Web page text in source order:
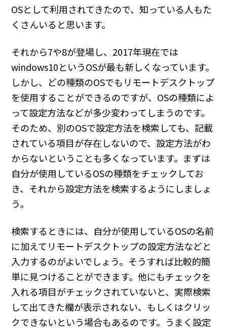
OSとして利用されてきたので、知っている人もた
くさんいると思います。
それから7や8が登場し、2017年現在では
windows10というOSが最も新しくなっています。
しかし、どの種類のOSでもリモートデスクトップ
を使用することができるのですが、OSの種類によ
って設定方法などが多少変わってしまうのです。
そのため、別のOSで設定方法を検索しても、記載
されている項目が存在しないので、設定方法がわ
からないということも多くなっています。まずは
自分が使用しているOSの種類をチェックしてお
き、それから設定方法を検索するようにしましょ
う。
検索するときには、自分が使用しているOSの名前
に加えてリモートデスクトップの設定方法などと
入力するのがよいでしょう。そうすれば比較的簡
単に見つけることができます。他にもチェックを
入れる項目がチェックされていないと、実際検索
して出てきた欄が表示されない、もしくはクリッ
クできないという場合もあるのです。うまく設定